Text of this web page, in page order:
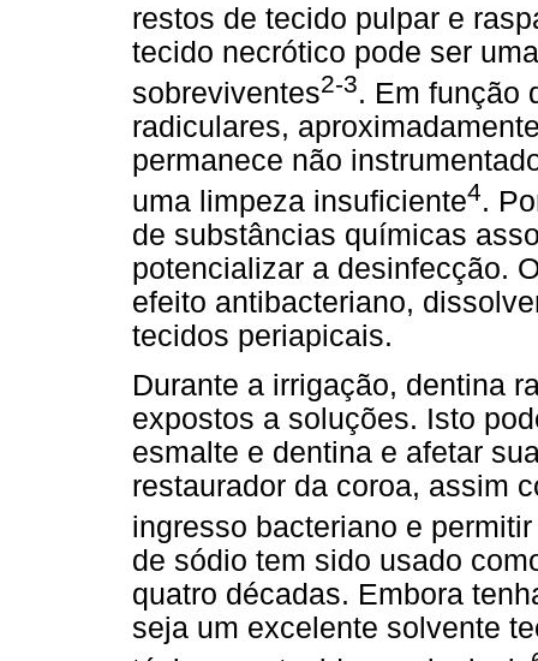
restos de tecido pulpar e
tecido necrótico pode ser
sobreviventes2-3. Em função
radiculares,
permanece não
uma limpeza insuficiente4.
de substâncias químicas
potencializar a desinfecção.
efeito antibacteriano,
tecidos periapicais.
Durante a irrigação, dentina
expostos a soluções. Isto
esmalte e dentina e afetar
restaurador da coroa, assim
ingresso bacteriano e
de sódio tem sido usado
quatro décadas. Embora
seja um excelente solvente